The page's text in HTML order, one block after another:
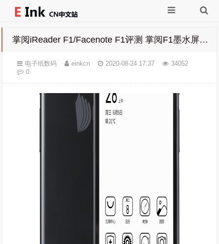
掌阅iReader F1/Facenote F1评测 掌阅F1墨水屏手机 值不值得买
电子纸数码 einkcn 2020-08-24 17:37
34052
0